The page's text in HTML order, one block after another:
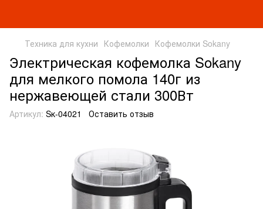
Техника для кухни Кофемолки Кофемолки Sokany
Электрическая кофемолка Sokany
для мелкого помола 140г из
нержавеющей стали 300Вт
Артикул: Sк-04021 Оставить отзыв